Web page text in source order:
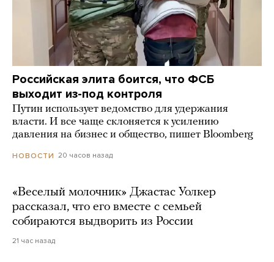
Российская элита боится, что ФСБ
выходит из-под контроля
Путин использует ведомство для удержания
власти. И все чаще склоняется к усилению
давления на бизнес и общество, пишет Bloomberg
НОВОСТИ 20 часов назад
«Веселый молочник» Джастас Уолкер
рассказал, что его вместе с семьей
собираются выдворить из России
21 час назад